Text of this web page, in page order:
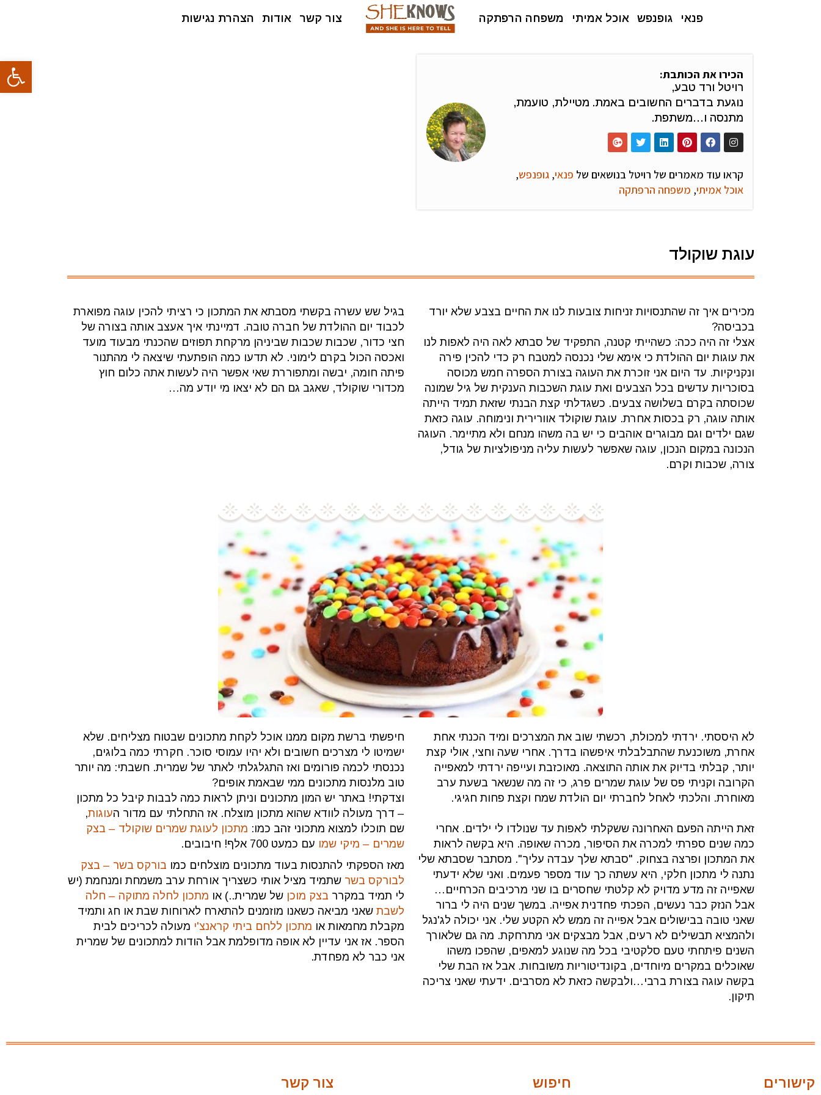
פתח
פנאי גופנפש אוכל אמיתי משפחה הרפתקה צור קשר אודות הצהרת נגישות
הכירו את הכותבת:
רויטל ורד טבע,
נוגעת בדברים החשובים באמת. מטיילת, טועמת,
מתנסה ו…משתפת.
קראו עוד מאמרים של רויטל בנושאים של פנאי, גופנפש,
אוכל אמיתי, משפחה הרפתקה
עוגת שוקולד
מכירים איך זה שהתנסויות זניחות צובעות לנו את החיים בצבע שלא יורד
בכביסה?
אצלי זה היה ככה: כשהייתי קטנה, התפקיד של סבתא לאה היה לאפות לנו
את עוגות יום ההולדת כי אימא שלי נכנסה למטבח רק כדי להכין פירה
ונקניקיות. עד היום אני זוכרת את העוגה בצורת הספרה חמש מכוסה
בסוכריות עדשים בכל הצבעים ואת עוגת השכבות הענקית של גיל שמונה
שכוסתה בקרם בשלושה צבעים. כשגדלתי קצת הבנתי שזאת תמיד הייתה
אותה עוגה, רק בכסות אחרת. עוגת שוקולד אוורירית ונימוחה. עוגה כזאת
שגם ילדים וגם מבוגרים אוהבים כי יש בה משהו מנחם ולא מתיימר. העוגה
הנכונה במקום הנכון, עוגה שאפשר לעשות עליה מניפולציות של גודל,
צורה, שכבות וקרם.
בגיל שש עשרה בקשתי מסבתא את המתכון כי רציתי להכין עוגה מפוארת
לכבוד יום ההולדת של חברה טובה. דמיינתי איך אעצב אותה בצורה של
חצי כדור, שכבות שכבות שביניהן מרקחת תפוזים שהכנתי מבעוד מועד
ואכסה הכול בקרם לימוני. לא תדעו כמה הופתעתי שיצאה לי מהתנור
פיתה חומה, יבשה ומתפוררת שאי אפשר היה לעשות אתה כלום חוץ
מכדורי שוקולד, שאגב גם הם לא יצאו מי יודע מה…
לא היססתי. ירדתי למכולת, רכשתי שוב את המצרכים ומיד הכנתי אחת
אחרת, משוכנעת שהתבלבלתי איפשהו בדרך. אחרי שעה וחצי, אולי קצת
יותר, קבלתי בדיוק את אותה התוצאה. מאוכזבת ועייפה ירדתי למאפייה
הקרובה וקניתי פס של עוגת שמרים פרג, כי זה מה שנשאר בשעת ערב
מאוחרת. והלכתי לאחל לחברתי יום הולדת שמח וקצת פחות חגיגי.
זאת הייתה הפעם האחרונה ששקלתי לאפות עד שנולדו לי ילדים. אחרי
כמה שנים ספרתי למכרה את הסיפור, מכרה שאופה. היא בקשה לראות
את המתכון ופרצה בצחוק. "סבתא שלך עבדה עליך". מסתבר שסבתא שלי
נתנה לי מתכון חלקי, היא עשתה כך עוד מספר פעמים. ואני שלא ידעתי
שאפייה זה מדע מדויק לא קלטתי שחסרים בו שני מרכיבים הכרחיים…
אבל הנזק כבר נעשים, הפכתי פחדנית אפייה. במשך שנים היה לי ברור
שאני טובה בבישולים אבל אפייה זה ממש לא הקטע שלי. אני יכולה לג'נגל
ולהמציא תבשילים לא רעים, אבל מבצקים אני מתרחקת. מה גם שלאורך
השנים פיתחתי טעם סלקטיבי בכל מה שנוגע למאפים, שהפכו משהו
שאוכלים במקרים מיוחדים, בקונדיטוריות משובחות. אבל אז הבת שלי
בקשה עוגה בצורת ברבי…ולבקשה כזאת לא מסרבים. ידעתי שאני צריכה
תיקון.
חיפשתי ברשת מקום ממנו אוכל לקחת מתכונים שבטוח מצליחים. שלא
ישמיטו לי מצרכים חשובים ולא יהיו עמוסי סוכר. חקרתי כמה בלוגים,
נכנסתי לכמה פורומים ואז התגלגלתי לאתר של שמרית. חשבתי: מה יותר
טוב מלנסות מתכונים ממי שבאמת אופים?
וצדקתי! באתר יש המון מתכונים וניתן לראות כמה לבבות קיבל כל מתכון
– דרך מעולה לוודא שהוא מתכון מוצלח. אז התחלתי עם מדור העוגות,
שם תוכלו למצוא מתכוני זהב כמו: מתכון לעוגת שמרים שוקולד – בצק
שמרים – מיקי שמו עם כמעט 700 אלף! חיבובים.
מאז הספקתי להתנסות בעוד מתכונים מוצלחים כמו בורקס בשר – בצק
לבורקס בשר שתמיד מציל אותי כשצריך אורחת ערב משמחת ומנחמת (יש
לי תמיד במקרר בצק מוכן של שמרית..) או מתכון לחלה מתוקה – חלה
לשבת שאני מביאה כשאנו מוזמנים להתארח לארוחות שבת או חג ותמיד
מקבלת מחמאות או מתכון ללחם ביתי קראנצ'י מעולה לכריכים לבית
הספר. אז אני עדיין לא אופה מדופלמת אבל הודות למתכונים של שמרית
אני כבר לא מפחדת.
קישורים חיפוש צור קשר